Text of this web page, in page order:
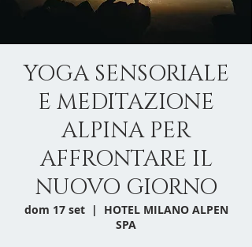
YOGA SENSORIALE
E MEDITAZIONE
ALPINA PER
AFFRONTARE IL
NUOVO GIORNO
dom 17 set
  |
HOTEL MILANO ALPEN
SPA